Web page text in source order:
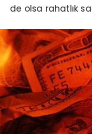
de olsa rahatlık